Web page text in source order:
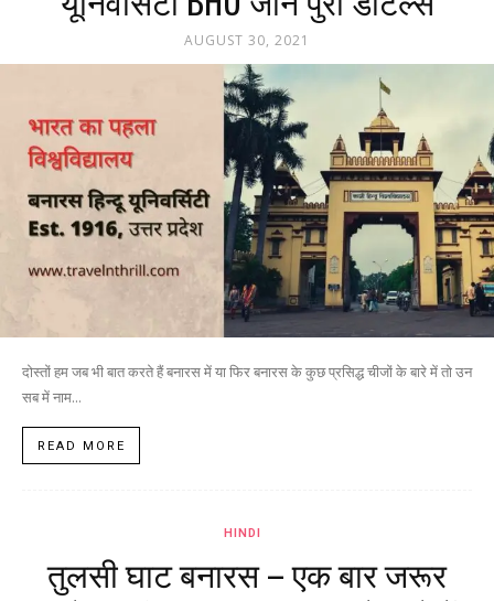
AUGUST 30, 2021
दोस्तों हम जब भी बात करते हैं बनारस में या फिर बनारस के कुछ प्रसिद्ध चीजों के बारे में तो उन
सब में नाम...
READ MORE
HINDI
तुलसी घाट बनारस – एक बार जरूर